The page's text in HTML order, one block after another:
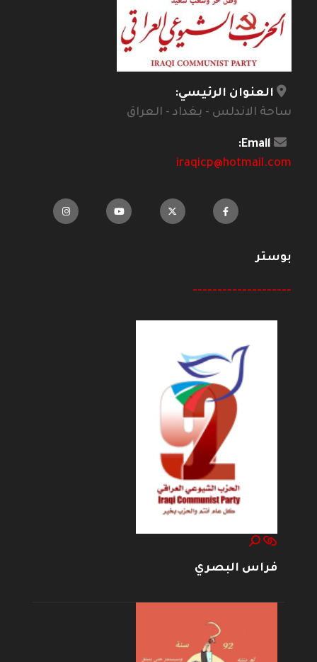
العنوان الرئيسي:
ساحة الاندلس - بغداد - العراق
Email:
iraqicp@hotmail.com
بوستر
--------------------
فراس البصري